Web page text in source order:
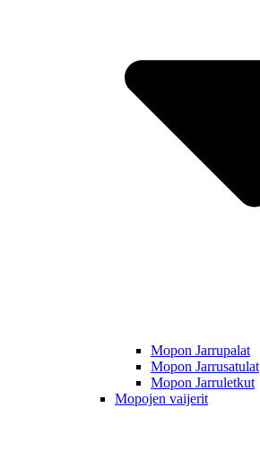
Mopon Jarrupalat
Mopon Jarrusatulat
Mopon Jarruletkut
Mopojen vaijerit